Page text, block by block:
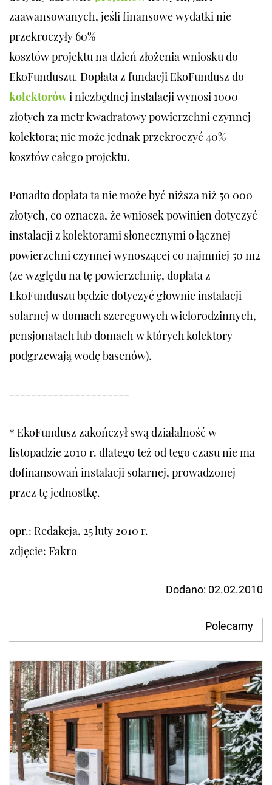
zaawansowanych, jeśli finansowe wydatki nie
przekroczyły 60%
kosztów projektu na dzień złożenia wniosku do
EkoFunduszu. Dopłata z fundacji EkoFundusz do
kolektorówi niezbędnej instalacji wynosi 1000
złotych za metr kwadratowy powierzchni czynnej
kolektora; nie może jednak przekroczyć 40%
kosztów całego projektu.
Ponadto dopłata ta nie może być niższa niż 50 000
złotych, co oznacza, że wniosek powinien dotyczyć
instalacji z kolektorami słonecznymi o łącznej
powierzchni czynnej wynoszącej co najmniej 50 m2
(ze względu na tę powierzchnię, dopłata z
EkoFunduszu będzie dotyczyć głownie instalacji
solarnej w domach szeregowych wielorodzinnych,
pensjonatach lub domach w których kolektory
podgrzewają wodę basenów).
----------------------
* EkoFundusz zakończył swą działalność w
listopadzie 2010 r. dlatego też od tego czasu nie ma
dofinansowań instalacji solarnej, prowadzonej
przez tę jednostkę.
opr.: Redakcja, 25 luty 2010 r.
zdjęcie: Fakro
Dodano: 02.02.2010
Polecamy